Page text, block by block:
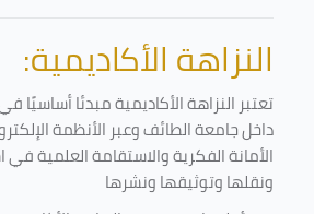
النزاهة الأكاديمية:
تعتبر النزاهة الأكاديمية مبدئا أساسيًا
داخل جامعة الطائف وعبر الأنظمة
الأمانة الفكرية والاستقامة العلمية
ونقلها وتوثيقها ونشرها